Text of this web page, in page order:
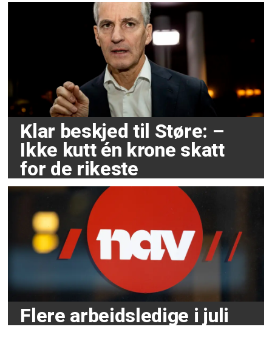
Klar beskjed til Støre: –
Ikke kutt én krone skatt
for de rikeste
Flere arbeidsledige i juli